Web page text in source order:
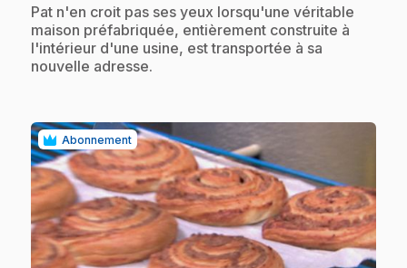
.Pat n'en croit pas ses yeux lorsqu'une véritable
maison préfabriquée, entièrement construite à
l'intérieur d'une usine, est transportée à sa
nouvelle adresse.
Abonnement